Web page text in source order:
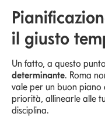
il giusto
Un fatto, a questo
determinante. Roma
vale per un buon piano
priorità, allinearle alle
disciplina.